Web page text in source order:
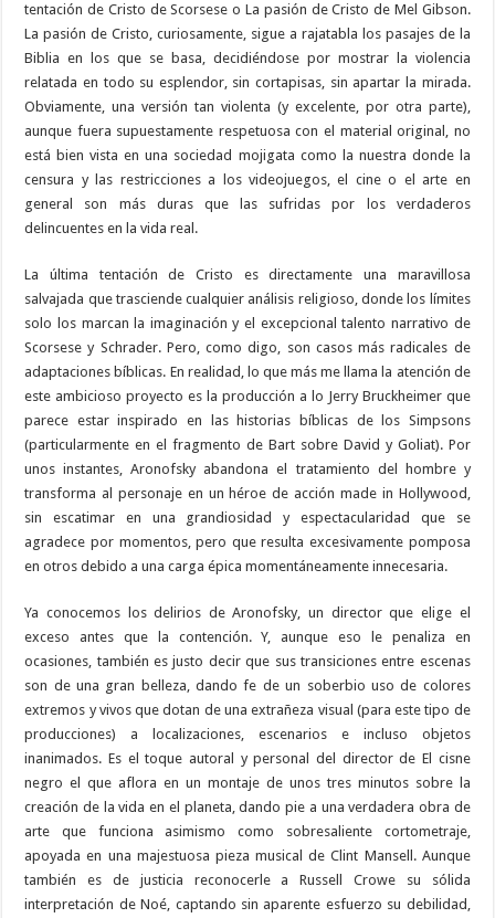
tentación de Cristo de Scorsese o La pasión de Cristo de Mel Gibson.
La pasión de Cristo, curiosamente, sigue a rajatabla los pasajes de la
Biblia en los que se basa, decidiéndose por mostrar la violencia
relatada en todo su esplendor, sin cortapisas, sin apartar la mirada.
Obviamente, una versión tan violenta (y excelente, por otra parte),
aunque fuera supuestamente respetuosa con el material original, no
está bien vista en una sociedad mojigata como la nuestra donde la
censura y las restricciones a los videojuegos, el cine o el arte en
general son más duras que las sufridas por los verdaderos
delincuentes en la vida real.
La última tentación de Cristo es directamente una maravillosa
salvajada que trasciende cualquier análisis religioso, donde los límites
solo los marcan la imaginación y el excepcional talento narrativo de
Scorsese y Schrader. Pero, como digo, son casos más radicales de
adaptaciones bíblicas. En realidad, lo que más me llama la atención de
este ambicioso proyecto es la producción a lo Jerry Bruckheimer que
parece estar inspirado en las historias bíblicas de los Simpsons
(particularmente en el fragmento de Bart sobre David y Goliat). Por
unos instantes, Aronofsky abandona el tratamiento del hombre y
transforma al personaje en un héroe de acción made in Hollywood,
sin escatimar en una grandiosidad y espectacularidad que se
agradece por momentos, pero que resulta excesivamente pomposa
en otros debido a una carga épica momentáneamente innecesaria.
Ya conocemos los delirios de Aronofsky, un director que elige el
exceso antes que la contención. Y, aunque eso le penaliza en
ocasiones, también es justo decir que sus transiciones entre escenas
son de una gran belleza, dando fe de un soberbio uso de colores
extremos y vivos que dotan de una extrañeza visual (para este tipo de
producciones) a localizaciones, escenarios e incluso objetos
inanimados. Es el toque autoral y personal del director de El cisne
negro el que aflora en un montaje de unos tres minutos sobre la
creación de la vida en el planeta, dando pie a una verdadera obra de
arte que funciona asimismo como sobresaliente cortometraje,
apoyada en una majestuosa pieza musical de Clint Mansell. Aunque
también es de justicia reconocerle a Russell Crowe su sólida
interpretación de Noé, captando sin aparente esfuerzo su debilidad,